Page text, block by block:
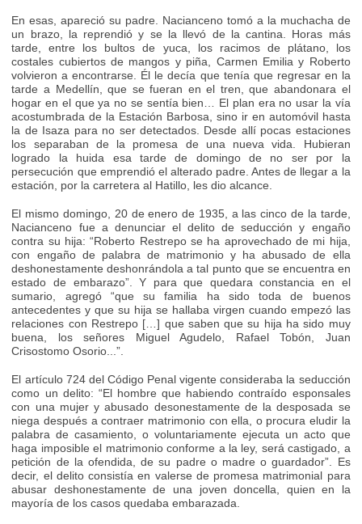
En esas, apareció su padre. Nacianceno tomó a la muchacha de
un brazo, la reprendió y se la llevó de la cantina. Horas más
tarde, entre los bultos de yuca, los racimos de plátano, los
costales cubiertos de mangos y piña, Carmen Emilia y Roberto
volvieron a encontrarse. Él le decía que tenía que regresar en la
tarde a Medellín, que se fueran en el tren, que abandonara el
hogar en el que ya no se sentía bien… El plan era no usar la vía
acostumbrada de la Estación Barbosa, sino ir en automóvil hasta
la de Isaza para no ser detectados. Desde allí pocas estaciones
los separaban de la promesa de una nueva vida. Hubieran
logrado la huida esa tarde de domingo de no ser por la
persecución que emprendió el alterado padre. Antes de llegar a la
estación, por la carretera al Hatillo, les dio alcance.
El mismo domingo, 20 de enero de 1935, a las cinco de la tarde,
Nacianceno fue a denunciar el delito de seducción y engaño
contra su hija: “Roberto Restrepo se ha aprovechado de mi hija,
con engaño de palabra de matrimonio y ha abusado de ella
deshonestamente deshonrándola a tal punto que se encuentra en
estado de embarazo”. Y para que quedara constancia en el
sumario, agregó “que su familia ha sido toda de buenos
antecedentes y que su hija se hallaba virgen cuando empezó las
relaciones con Restrepo […] que saben que su hija ha sido muy
buena, los señores Miguel Agudelo, Rafael Tobón, Juan
Crisostomo Osorio...”.
El artículo 724 del Código Penal vigente consideraba la seducción
como un delito: “El hombre que habiendo contraído esponsales
con una mujer y abusado desonestamente de la desposada se
niega después a contraer matrimonio con ella, o procura eludir la
palabra de casamiento, o voluntariamente ejecuta un acto que
haga imposible el matrimonio conforme a la ley, será castigado, a
petición de la ofendida, de su padre o madre o guardador”. Es
decir, el delito consistía en valerse de promesa matrimonial para
abusar deshonestamente de una joven doncella, quien en la
mayoría de los casos quedaba embarazada.